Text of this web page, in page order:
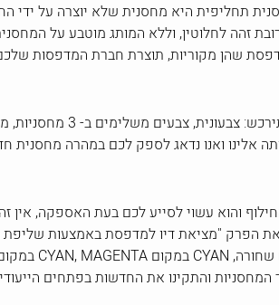
תחליפית היא מחסנית שלא יוצרה על ידי
זהה לחלוטין, וללא המותג מוטבע על
שהן מקוריות, תוצרת חברת המדפסות
תוכלו לצפות לכמה יתרונות בהזמנת דיו למדפסת מאת טונרים:
אלינו ואנו נדאג לספק לכם במהרה מחסנית
והוא עשוי לסייע לכם בעת האספקה, אין
הפרק "מציאת דיו למדפסת באמצעות שליפת
והתקינו את החדשות בפתחים